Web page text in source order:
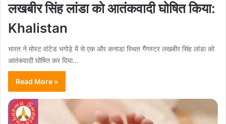
लखबीर सिंह लांडा को आतंकवादी घोषित किया:
Khalistan
भारत ने मोस्ट वांटेड भगोड़े में से एक और कनाडा स्थित गैंगस्टर लखबीर सिंह लांडा को
आतंकवादी घोषित कर दिया…
Read More »